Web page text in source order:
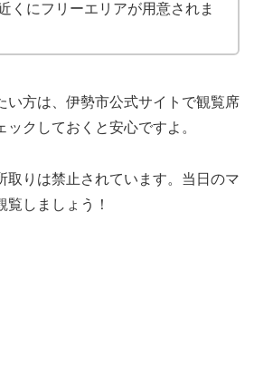
くにフリーエリアが用意されま
い方は、伊勢市公式サイトで観覧席
クしておくと安心ですよ。
取りは禁止されています。当日のマ
しましょう！